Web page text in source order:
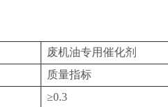
废机油专用催化剂
质量指标
≥0.3